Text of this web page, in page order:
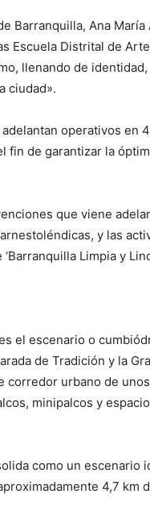
Barranquilla, Ana
Escuela Distrital de
llenando de
ciudad».
operativos en
fin de garantizar la
que viene
y las
Limpia y
el escenario o
de Tradición y la
corredor urbano de
minipalcos y
como un escenario
4,7 km